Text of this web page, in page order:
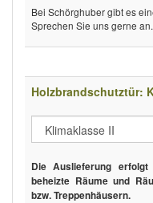
Bei Schörghuber gibt es
Sprechen Sie uns gerne an.
Holzbrandschutztür:
Die Auslieferung
beheizte Räume und
bzw. Treppenhäusern.